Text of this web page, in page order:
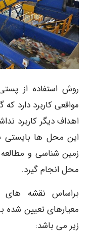
روش استفاده از
مواقعی کاربرد دارد
اهداف دیگر کاربرد
این محل ها بایستی
زمین شناسی و
محل انجام گیرد.
معیارهای تعیین شده
زیر می باشد: